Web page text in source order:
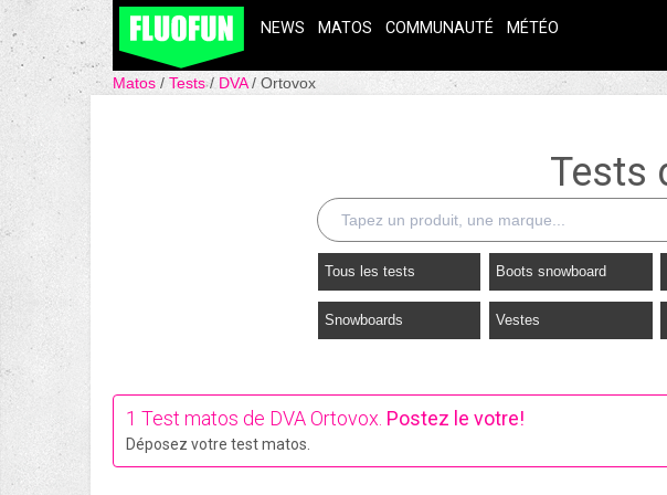
NEWS MATOS COMMUNAUTÉ MÉTÉO
Matos Tests DVA Ortovox
Tests
Tous les tests Boots snowboard
Snowboards Vestes
1 Test matos de DVA Ortovox. Postez le votre!
Déposez votre test matos.